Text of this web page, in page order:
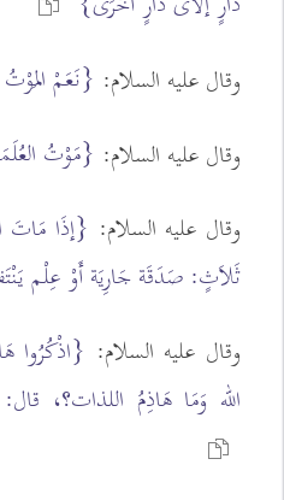
وقال عليه السلام: {نَعَمْ
وقال عليه السلام: {مَوْتُ
وقال عليه السلام: {إذَا مَاتَ
ثَلاَثٍ: صَدَقَة جَارِيَة أَوْ عِلْم
وقال عليه السلام: {اذْكُرُوا
الله وَمَا هَاذِمُ اللذات؟،